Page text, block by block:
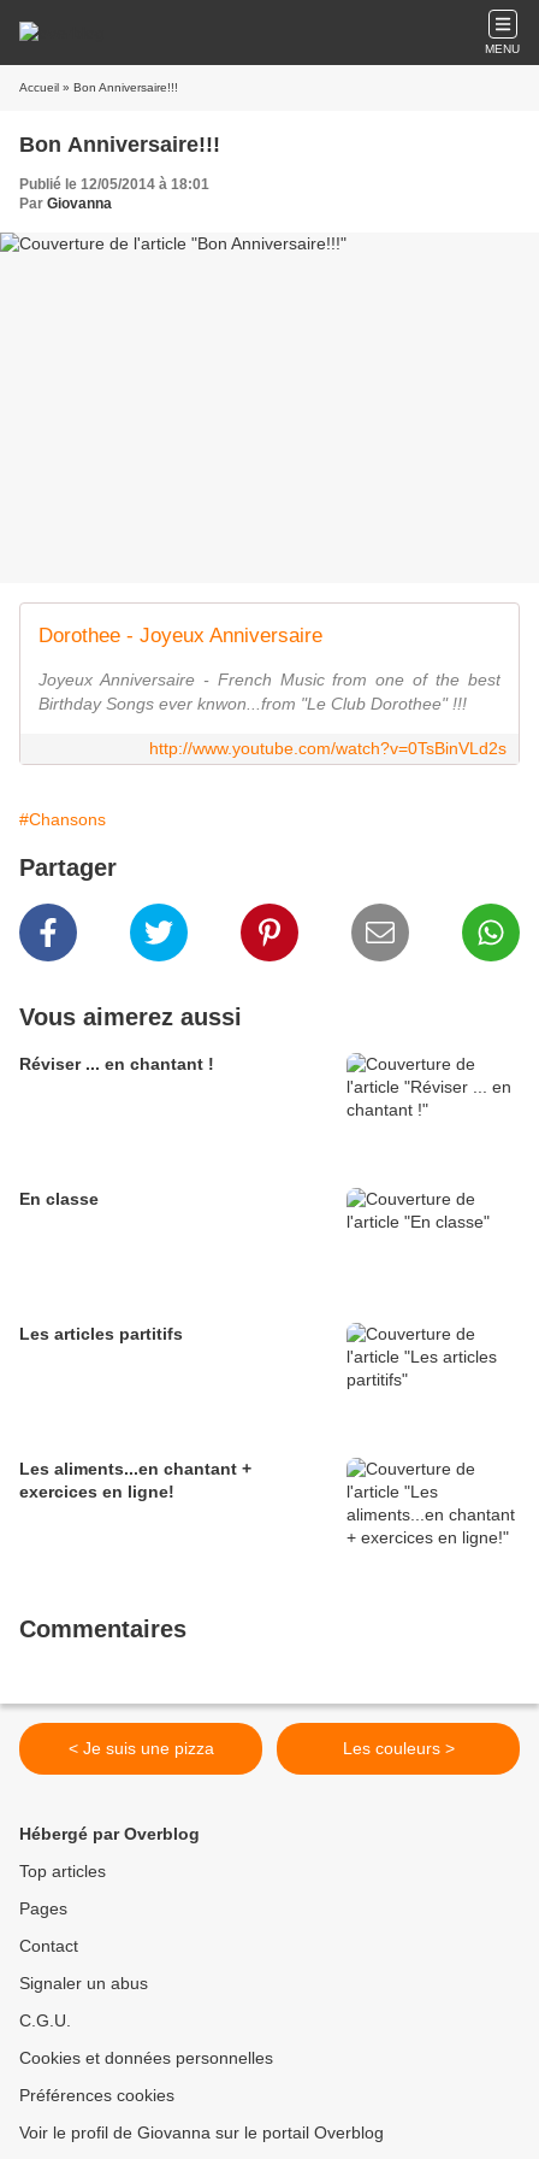
MENU
Accueil » Bon Anniversaire!!!
Bon Anniversaire!!!
Publié le 12/05/2014 à 18:01
Par Giovanna
Dorothee - Joyeux Anniversaire
Joyeux Anniversaire - French Music from one of the best
Birthday Songs ever knwon...from "Le Club Dorothee" !!!
http://www.youtube.com/watch?v=0TsBinVLd2s
#Chansons
Partager
Vous aimerez aussi
Réviser ... en chantant !
En classe
Les articles partitifs
Les aliments...en chantant +
exercices en ligne!
Commentaires
< Je suis une pizza Les couleurs >
Hébergé par Overblog
Top articles
Pages
Contact
Signaler un abus
C.G.U.
Cookies et données personnelles
Préférences cookies
Voir le profil de Giovanna sur le portail Overblog